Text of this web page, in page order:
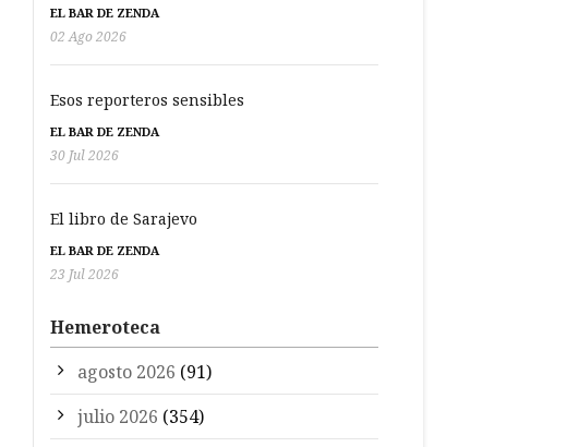
EL BAR DE ZENDA
02 Ago 2026
Esos reporteros sensibles
EL BAR DE ZENDA
30 Jul 2026
El libro de Sarajevo
EL BAR DE ZENDA
23 Jul 2026
Hemeroteca
agosto 2026 (91)
julio 2026 (354)